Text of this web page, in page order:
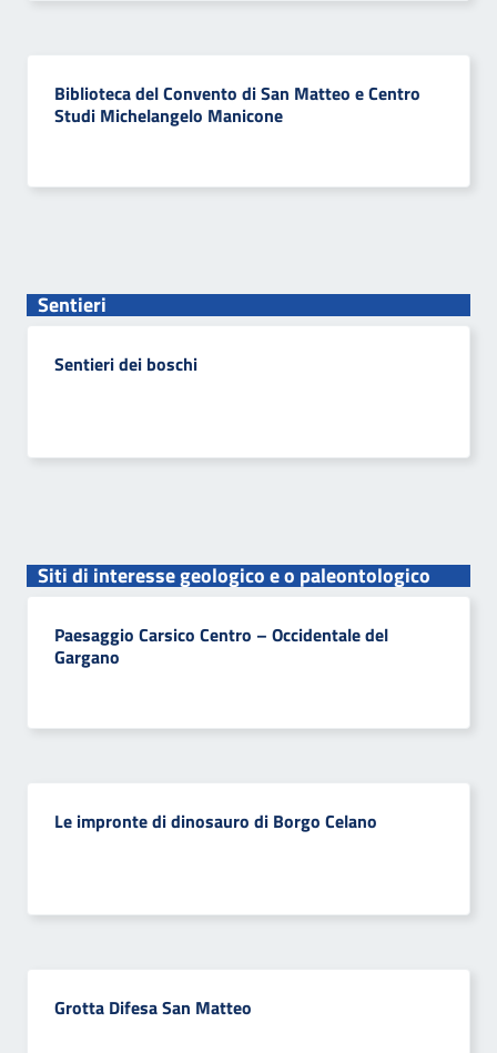
Biblioteca del Convento di San Matteo e Centro
Studi Michelangelo Manicone
Sentieri
Sentieri dei boschi
Siti di interesse geologico e o paleontologico
Paesaggio Carsico Centro – Occidentale del
Gargano
Le impronte di dinosauro di Borgo Celano
Grotta Difesa San Matteo